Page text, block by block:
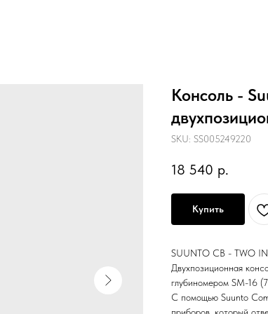
Консоль -
SKU: SS005249220
18 540 р.
Купить
SUUNTO CB - TWO
Двухпозиционная
глубиномером SM-16
С помощью Suunto